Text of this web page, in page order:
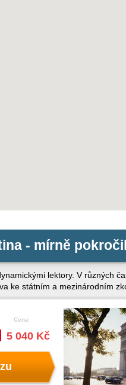
- mírně
lektory. V různých
ke státním a mezinárodním
Cena
5 040 Kč